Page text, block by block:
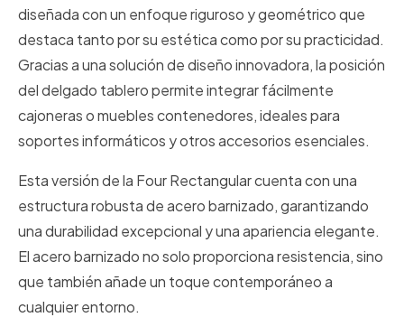
diseñada con un enfoque riguroso y geométrico que
destaca tanto por su estética como por su practicidad.
Gracias a una solución de diseño innovadora, la posición
del delgado tablero permite integrar fácilmente
cajoneras o muebles contenedores, ideales para
soportes informáticos y otros accesorios esenciales.
Esta versión de la Four Rectangular cuenta con una
estructura robusta de acero barnizado, garantizando
una durabilidad excepcional y una apariencia elegante.
El acero barnizado no solo proporciona resistencia, sino
que también añade un toque contemporáneo a
cualquier entorno.